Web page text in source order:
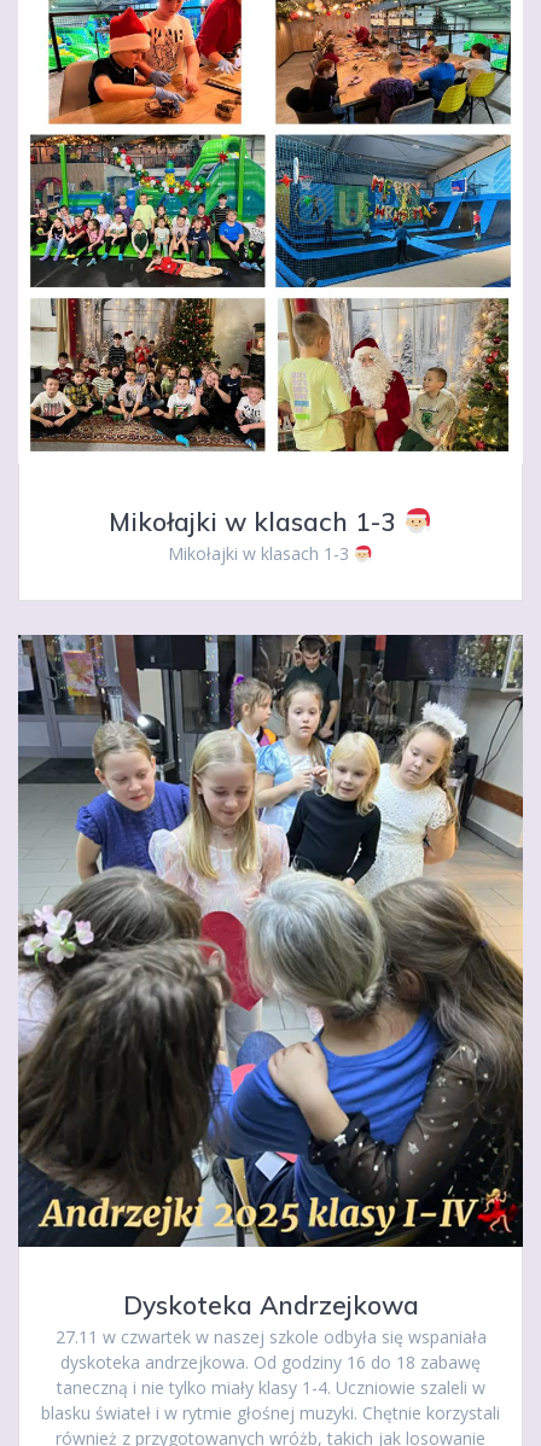
Mikołajki w klasach 1-3
Mikołajki w klasach 1-3
Dyskoteka Andrzejkowa
27.11 w czwartek w naszej szkole odbyła się wspaniała
dyskoteka andrzejkowa. Od godziny 16 do 18 zabawę
taneczną i nie tylko miały klasy 1-4. Uczniowie szaleli w
blasku świateł i w rytmie głośnej muzyki. Chętnie korzystali
również z przygotowanych wróżb, takich jak losowanie